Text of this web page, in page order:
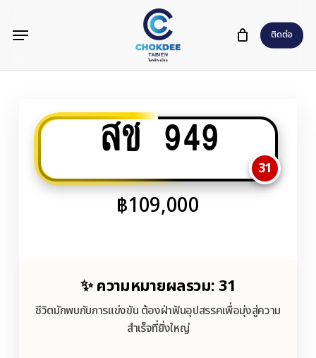
content
ติดต่อ
Menu
สช 949
31
฿109,000
✨ ความหมายผลรวม: 31
ชีวิตมักพบกับการแข่งขัน ต้องฝ่าฟันอุปสรรคเพื่อมุ่งสู่ความ
สำเร็จที่ยิ่งใหญ่